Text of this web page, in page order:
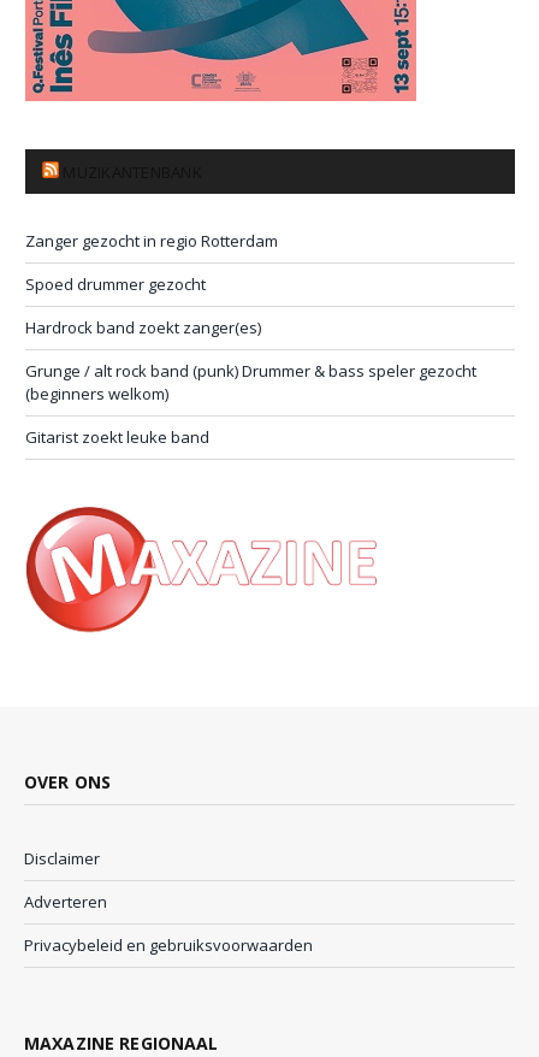
Zanger gezocht in regio Rotterdam
Spoed drummer gezocht
Hardrock band zoekt zanger(es)
Grunge / alt rock band (punk) Drummer & bass speler gezocht
(beginners welkom)
Gitarist zoekt leuke band
OVER ONS
Disclaimer
Adverteren
Privacybeleid en gebruiksvoorwaarden
MAXAZINE REGIONAAL